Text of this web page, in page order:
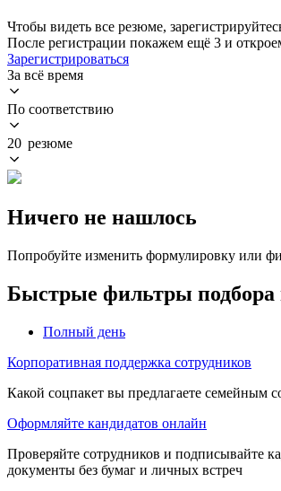
Чтобы видеть все резюме,
После регистрации покажем ещё 3 и
Зарегистрироваться
За всё время
По соответствию
20 резюме
Ничего не нашлось
Попробуйте изменить формулировку или
Быстрые фильтры подбора
Полный день
Корпоративная поддержка сотрудников
Какой соцпакет вы предлагаете семейным
Оформляйте кандидатов онлайн
Проверяйте сотрудников и подписывайте
документы без бумаг и личных встреч